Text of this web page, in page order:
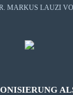
MARKUS LAUZI